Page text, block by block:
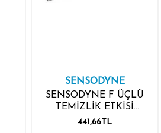
SENSODYNE
SENSODYNE F ÜÇLÜ
TEMİZLİK ETKİSİ
100ML
441,66TL